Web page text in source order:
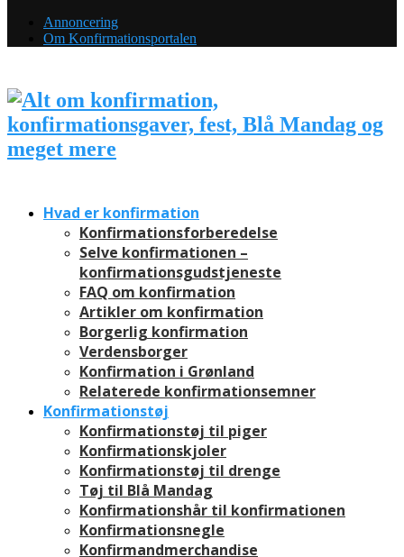
Annoncering
Om Konfirmationsportalen
Hvad er konfirmation
Konfirmationsforberedelse
Selve konfirmationen –
konfirmationsgudstjeneste
FAQ om konfirmation
Artikler om konfirmation
Borgerlig konfirmation
Verdensborger
Konfirmation i Grønland
Relaterede konfirmationsemner
Konfirmationstøj
Konfirmationstøj til piger
Konfirmationskjoler
Konfirmationstøj til drenge
Tøj til Blå Mandag
Konfirmationshår til konfirmationen
Konfirmationsnegle
Konfirmandmerchandise